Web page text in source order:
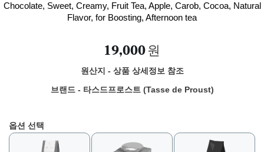
Chocolate, Sweet, Creamy, Fruit Tea, Apple, Carob, Cocoa, Natural
Flavor, for Boosting, Afternoon tea
19,000원
원산지 - 상품 상세정보 참조
브랜드 - 타스드프로스트 (Tasse de Proust)
옵션 선택